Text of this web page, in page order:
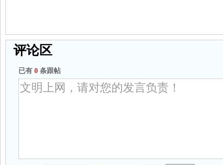
评论区
已有 0 条跟帖